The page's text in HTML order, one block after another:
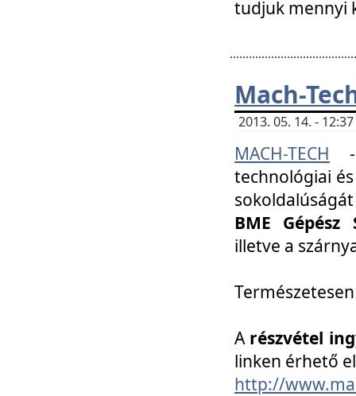
tudjuk mennyi
Mach-
2013. 05. 14. -
MACH-TECH
technológiai
BME
illetve a
A részvétel
linken érhető
http://